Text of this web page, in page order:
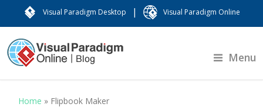
Visual Paradigm Desktop | Visual Paradigm Online
Menu
Home » Flipbook Maker